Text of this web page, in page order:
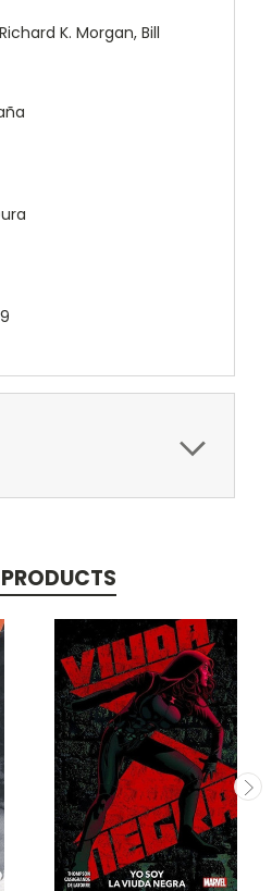
K. Morgan, Bill